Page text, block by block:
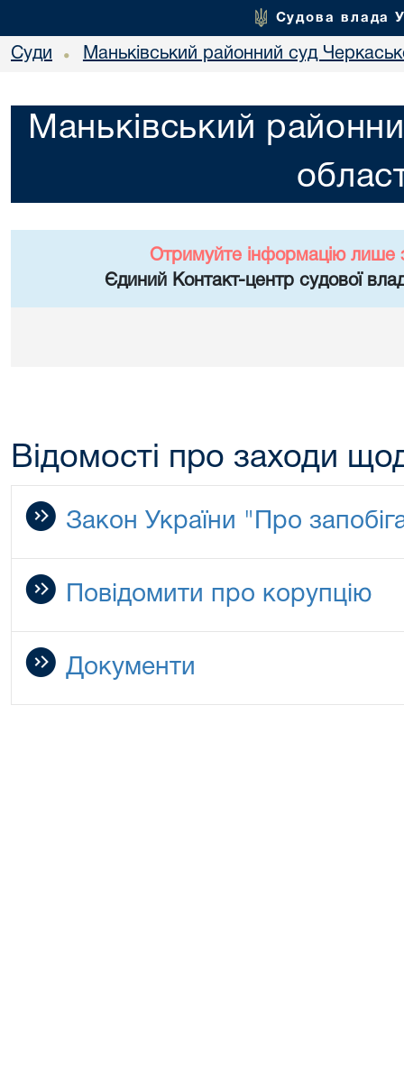
Судова влада
Суди • Маньківський районний суд
Маньківський
Отримуйте інформацію лише
Єдиний Контакт-центр судової
Відомості про заходи
Закон України "Про
Повідомити про корупцію
Документи